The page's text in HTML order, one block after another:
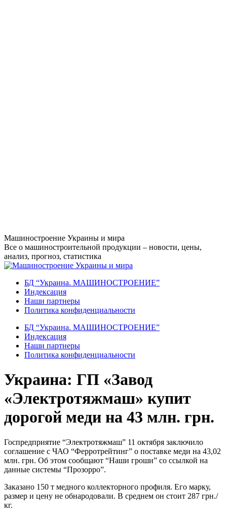
Перейти
к
содержанию
Машиностроение Украины и мира
Все о машиностроительной продукции – новости, цены,
анализ, прогноз, статистика
БД “Украина. МАШИНОСТРОЕНИЕ”
Индекcация
Наши партнеры
Политика конфиденциальности
БД “Украина. МАШИНОСТРОЕНИЕ”
Индекcация
Наши партнеры
Политика конфиденциальности
Украина: ГП «Завод
«Электротяжмаш» купит
дорогой меди на 43 млн. грн.
Госпредприятие “Электротяжмаш” 11 октября заключило
соглашение с ЧАО “Ферротрейтинг” о поставке меди на 43,02
млн. грн. Об этом сообщают “Наши гроши” со ссылкой на
данные системы “Прозорро”.
Заказано 150 т медного коллекторного профиля. Его марку,
размер и цену не обнародовали. В среднем он стоит 287 грн./
кг.